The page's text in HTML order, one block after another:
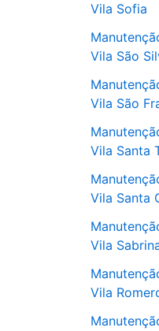
Vila Sofia
Vila São
Vila São
Vila Santa
Vila Santa
Vila
Vila